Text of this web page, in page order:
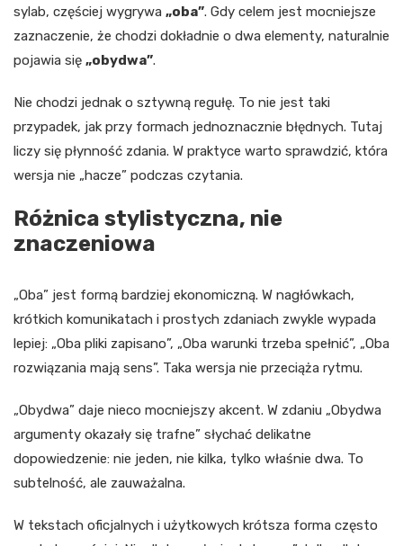
sylab, częściej wygrywa „oba”. Gdy celem jest mocniejsze
zaznaczenie, że chodzi dokładnie o dwa elementy, naturalnie
pojawia się „obydwa”.
Nie chodzi jednak o sztywną regułę. To nie jest taki
przypadek, jak przy formach jednoznacznie błędnych. Tutaj
liczy się płynność zdania. W praktyce warto sprawdzić, która
wersja nie „hacze” podczas czytania.
Różnica stylistyczna, nie
znaczeniowa
„Oba” jest formą bardziej ekonomiczną. W nagłówkach,
krótkich komunikatach i prostych zdaniach zwykle wypada
lepiej: „Oba pliki zapisano”, „Oba warunki trzeba spełnić”, „Oba
rozwiązania mają sens”. Taka wersja nie przeciąża rytmu.
„Obydwa” daje nieco mocniejszy akcent. W zdaniu „Obydwa
argumenty okazały się trafne” słychać delikatne
dopowiedzenie: nie jeden, nie kilka, tylko właśnie dwa. To
subtelność, ale zauważalna.
W tekstach oficjalnych i użytkowych krótsza forma często